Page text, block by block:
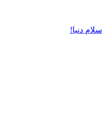
سلام دنیا!